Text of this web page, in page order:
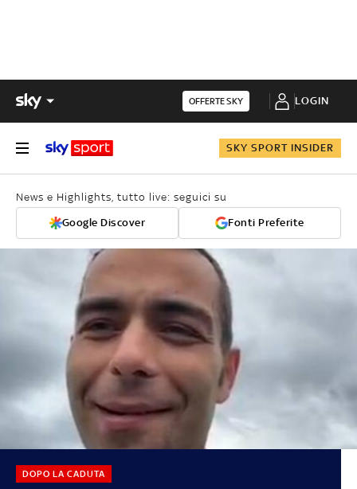
OFFERTE SKY LOGIN
SKY SPORT INSIDER
News e Highlights, tutto live: seguici su
Google Discover Fonti Preferite
DOPO LA CADUTA